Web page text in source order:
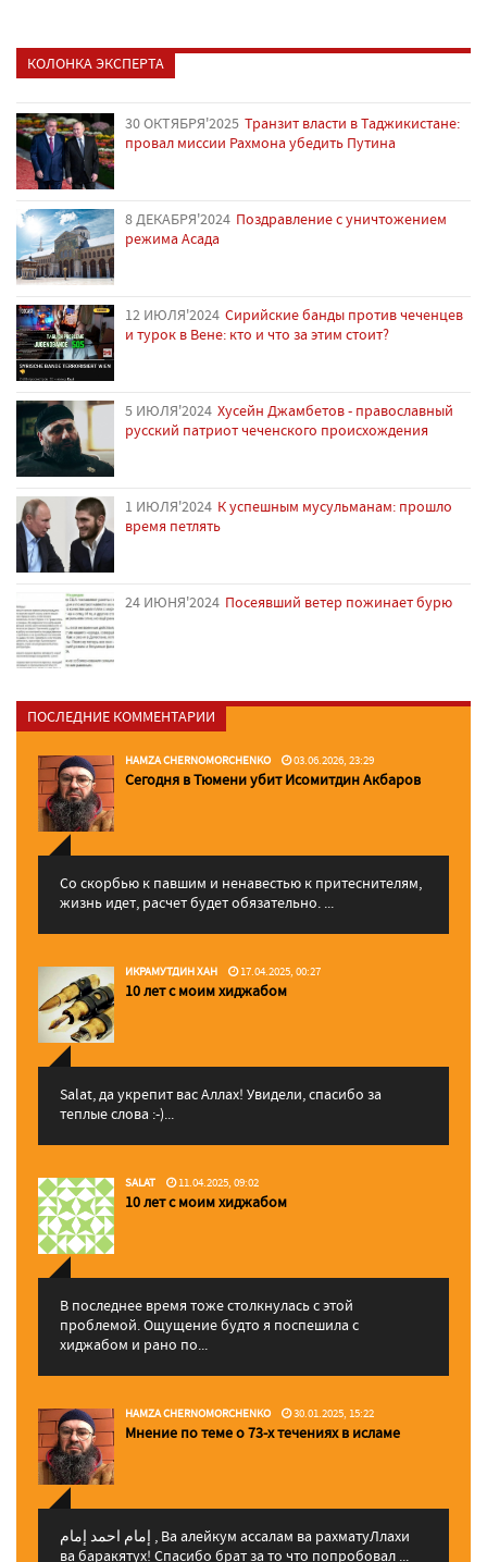
КОЛОНКА ЭКСПЕРТА
30 ОКТЯБРЯ'2025 Транзит власти в Таджикистане:
провал миссии Рахмона убедить Путина
8 ДЕКАБРЯ'2024 Поздравление с уничтожением
режима Асада
12 ИЮЛЯ'2024 Сирийские банды против чеченцев
и турок в Вене: кто и что за этим стоит?
5 ИЮЛЯ'2024 Хусейн Джамбетов - православный
русский патриот чеченского происхождения
1 ИЮЛЯ'2024 К успешным мусульманам: прошло
время петлять
24 ИЮНЯ'2024 Посеявший ветер пожинает бурю
ПОСЛЕДНИЕ КОММЕНТАРИИ
HAMZA CHERNOMORCHENKO 03.06.2026, 23:29
Сегодня в Тюмени убит Исомитдин Акбаров
Со скорбью к павшим и ненавестью к притеснителям,
жизнь идет, расчет будет обязательно. ...
ИКРАМУТДИН ХАН 17.04.2025, 00:27
10 лет с моим хиджабом
Salat, да укрепит вас Аллаx! Увидели, спасибо за
теплые слова :-)...
SALAT 11.04.2025, 09:02
10 лет с моим хиджабом
В последнее время тоже столкнулась с этой
проблемой. Ощущение будто я поспешила с
хиджабом и рано по...
HAMZA CHERNOMORCHENKO 30.01.2025, 15:22
Мнение по теме о 73-х течениях в исламе
إمام احمد إمام , Ва алейкум ассалам ва рахматуЛлахи
ва баракятух! Спасибо брат за то что попробовал ...